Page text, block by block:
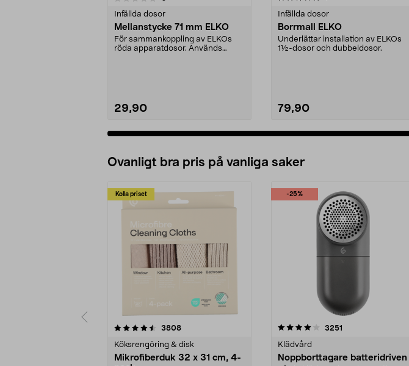
Infällda dosor
Mellanstycke 71 mm ELKO
För sammankoppling av ELKOs
röda apparatdosor. Används
29,90
Infällda dosor
Borrmall ELKO
Underlättar installation av ELKOs
1½-dosor och dubbeldosor.
79,90
Ovanligt bra pris på vanliga saker
Kolla priset
3808recensioner
Köksrengöring & disk
Mikrofiberduk 32 x 31 cm, 4-
-25%
4.0av 5 stjärnor 3251
Klädvård
Noppborttagare batteridriven
4.5av 5 stjärnor